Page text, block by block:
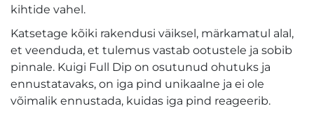
kihtide vahel.
Katsetage kõiki rakendusi väiksel, märkamatul alal,
et veenduda, et tulemus vastab ootustele ja sobib
pinnale. Kuigi Full Dip on osutunud ohutuks ja
ennustatavaks, on iga pind unikaalne ja ei ole
võimalik ennustada, kuidas iga pind reageerib.